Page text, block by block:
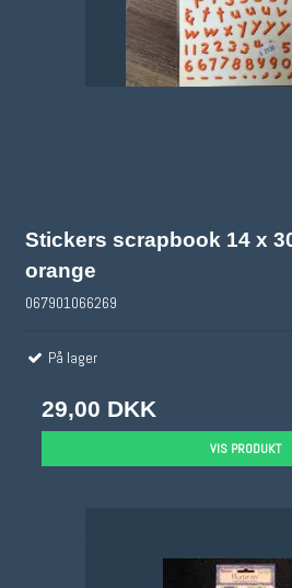
Stickers scrapbook 14 x
orange
067901066269
På lager
29,00 DKK
VIS PRODUKT